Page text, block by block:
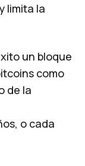
limita la
un bloque
como
de la
o cada